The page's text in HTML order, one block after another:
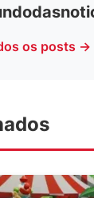
os posts →